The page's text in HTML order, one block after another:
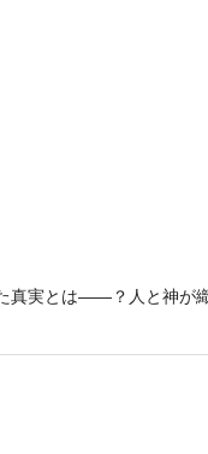
真実とは――？人と神が